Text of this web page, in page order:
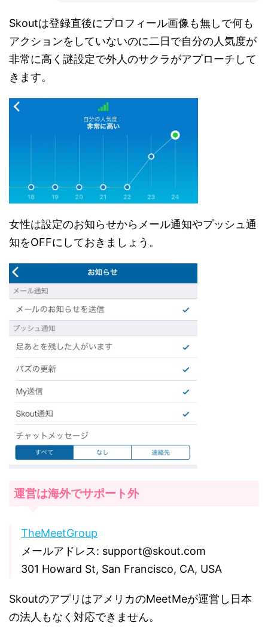
Skoutは登録直後にプロフィール画像も無しで何も
アクションをしていないのに二日で自分の人気度が
非常に高く謎設定で外人のサクラがアプローチして
きます。
女性は設定のお知らせからメール通知やプッシュ通
知をOFFにしておきましょう。
運営は海外でサポート外
TheMeetGroup
メールアドレス: support@skout.com
301 Howard St, San Francisco, CA, USA
SkoutのアプリはアメリカのMeetMeが運営し日本
の法人もなく対応できません。